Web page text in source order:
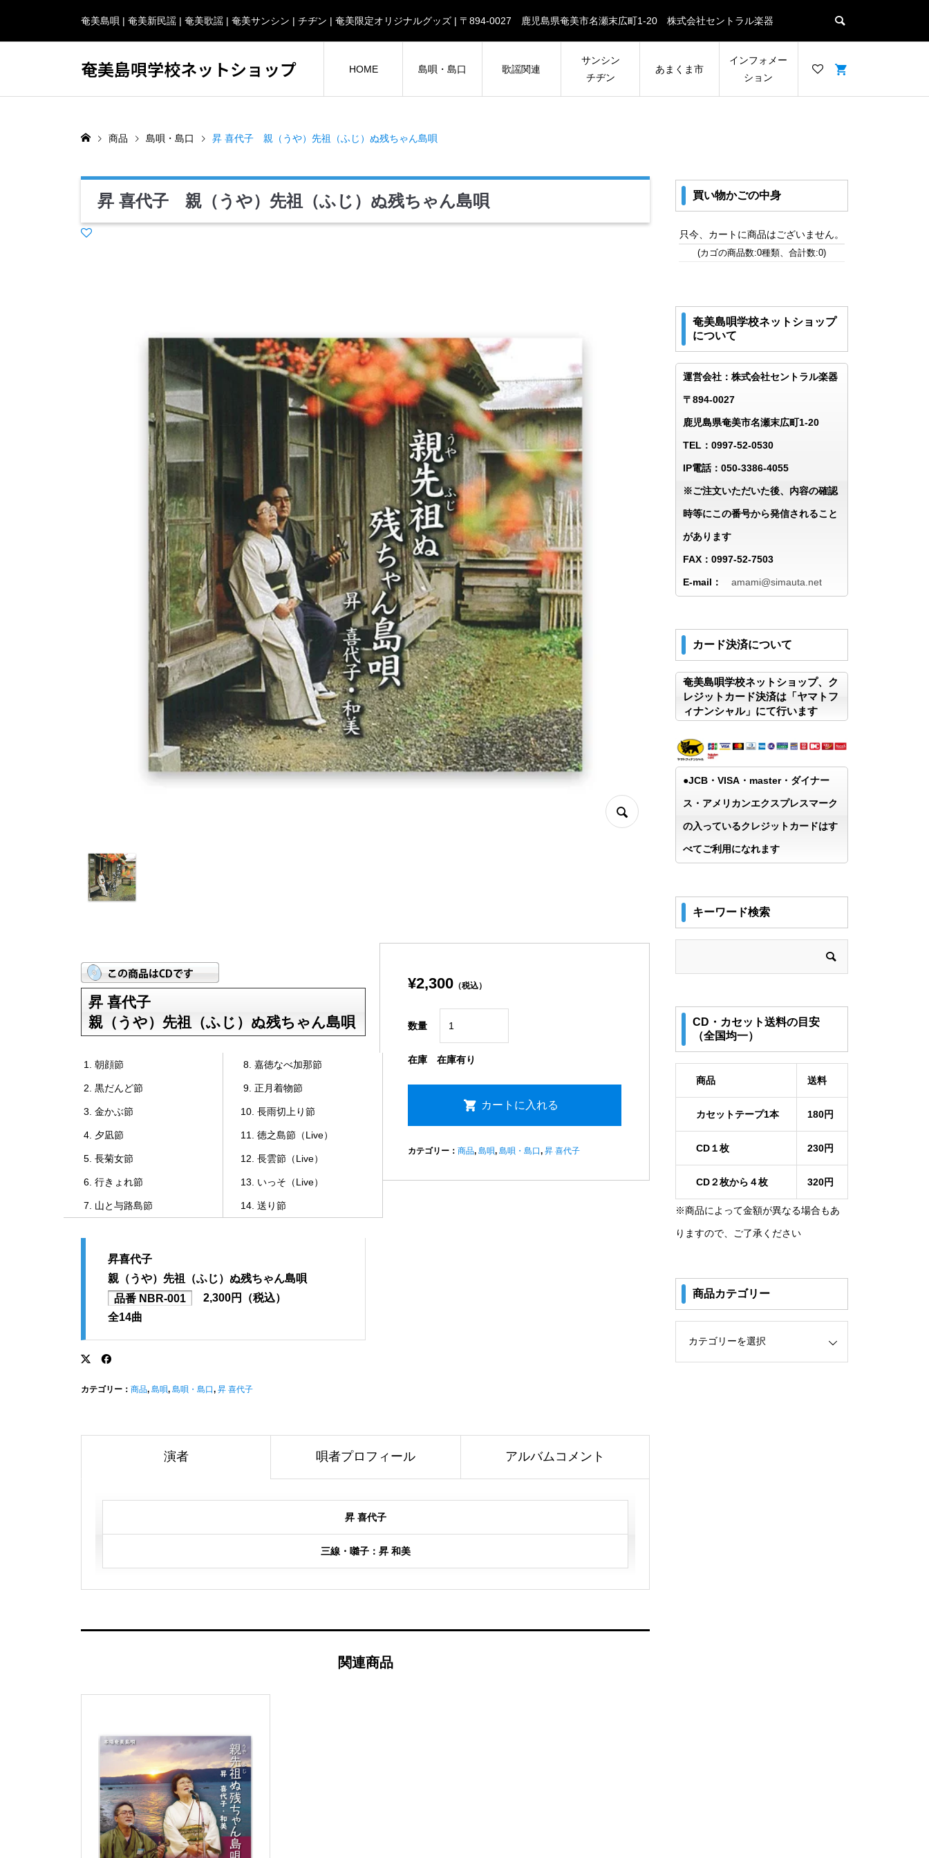
奄美島唄 | 奄美新民謡 | 奄美歌謡 | 奄美サンシン | チヂン | 奄美限定オリジナルグッズ | 〒894-0027 鹿児島県奄美市名瀬末広町1-20 株式会社セントラル楽器
奄美島唄学校ネットショップ HOME 島唄・島口 歌謡関連
サンシン
チヂン
あまくま市
インフォメー
ション
商品 島唄・島口 昇 喜代子 親（うや）先祖（ふじ）ぬ残ちゃん島唄
昇 喜代子 親（うや）先祖（ふじ）ぬ残ちゃん島唄
昇 喜代子
親（うや）先祖（ふじ）ぬ残ちゃん島唄
1. 朝顔節
2. 黒だんど節
3. 金かぶ節
4. 夕凪節
5. 長菊女節
6. 行きょれ節
7. 山と与路島節
8. 嘉徳なべ加那節
9. 正月着物節
10. 長雨切上り節
11. 徳之島節（Live）
12. 長雲節（Live）
13. いっそ（Live）
14. 送り節
昇喜代子
親（うや）先祖（ふじ）ぬ残ちゃん島唄
品番 NBR-001
2,300円（税込）
全14曲
カテゴリー： 商品, 島唄, 島唄・島口, 昇 喜代子
¥2,300 （税込）
数量
在庫 在庫有り
カテゴリー：商品,島唄,島唄・島口,昇 喜代子
演者 唄者プロフィール アルバムコメント
昇 喜代子
三線・囃子：昇 和美
関連商品
買い物かごの中身
只今、カートに商品はございません。
(カゴの商品数:0種類、合計数:0)
奄美島唄学校ネットショップ
について
運営会社：株式会社セントラル楽器
〒894-0027
鹿児島県奄美市名瀬末広町1-20
TEL：0997-52-0530
IP電話：050-3386-4055
※ご注文いただいた後、内容の確認
時等にこの番号から発信されること
があります
FAX：0997-52-7503
E-mail： amami@simauta.net
カード決済について
奄美島唄学校ネットショップ、ク
レジットカード決済は「ヤマトフ
ィナンシャル」にて行います
●JCB・VISA・master・ダイナー
ス・アメリカンエクスプレスマーク
の入っているクレジットカードはす
べてご利用になれます
キーワード検索
CD・カセット送料の目安
（全国均一）
商品 送料
カセットテープ1本 180円
CD１枚 230円
CD２枚から４枚 320円
※商品によって金額が異なる場合もあ
りますので、ご了承ください
商品カテゴリー